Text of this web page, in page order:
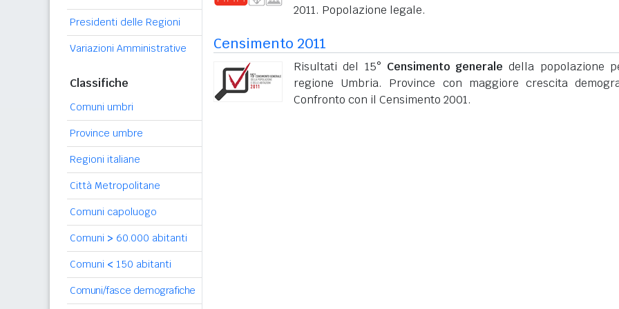
Presidenti delle Regioni
Variazioni Amministrative
Classifiche
Comuni umbri
Province umbre
Regioni italiane
Città Metropolitane
Comuni capoluogo
Comuni > 60.000 abitanti
Comuni < 150 abitanti
Comuni/fasce demografiche
2011. Popolazione legale.
Censimento 2011
Risultati del 15° Censimento generale della popolazione
regione Umbria. Province con maggiore crescita
Confronto con il Censimento 2001.